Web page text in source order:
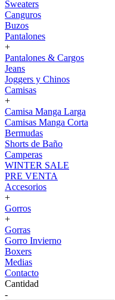
Sweaters
Canguros
Buzos
Pantalones
+
Pantalones & Cargos
Jeans
Joggers y Chinos
Camisas
+
Camisa Manga Larga
Camisas Manga Corta
Bermudas
Shorts de Baño
Camperas
WINTER SALE
PRE VENTA
Accesorios
+
Gorros
+
Gorras
Gorro Invierno
Boxers
Medias
Contacto
Cantidad
-